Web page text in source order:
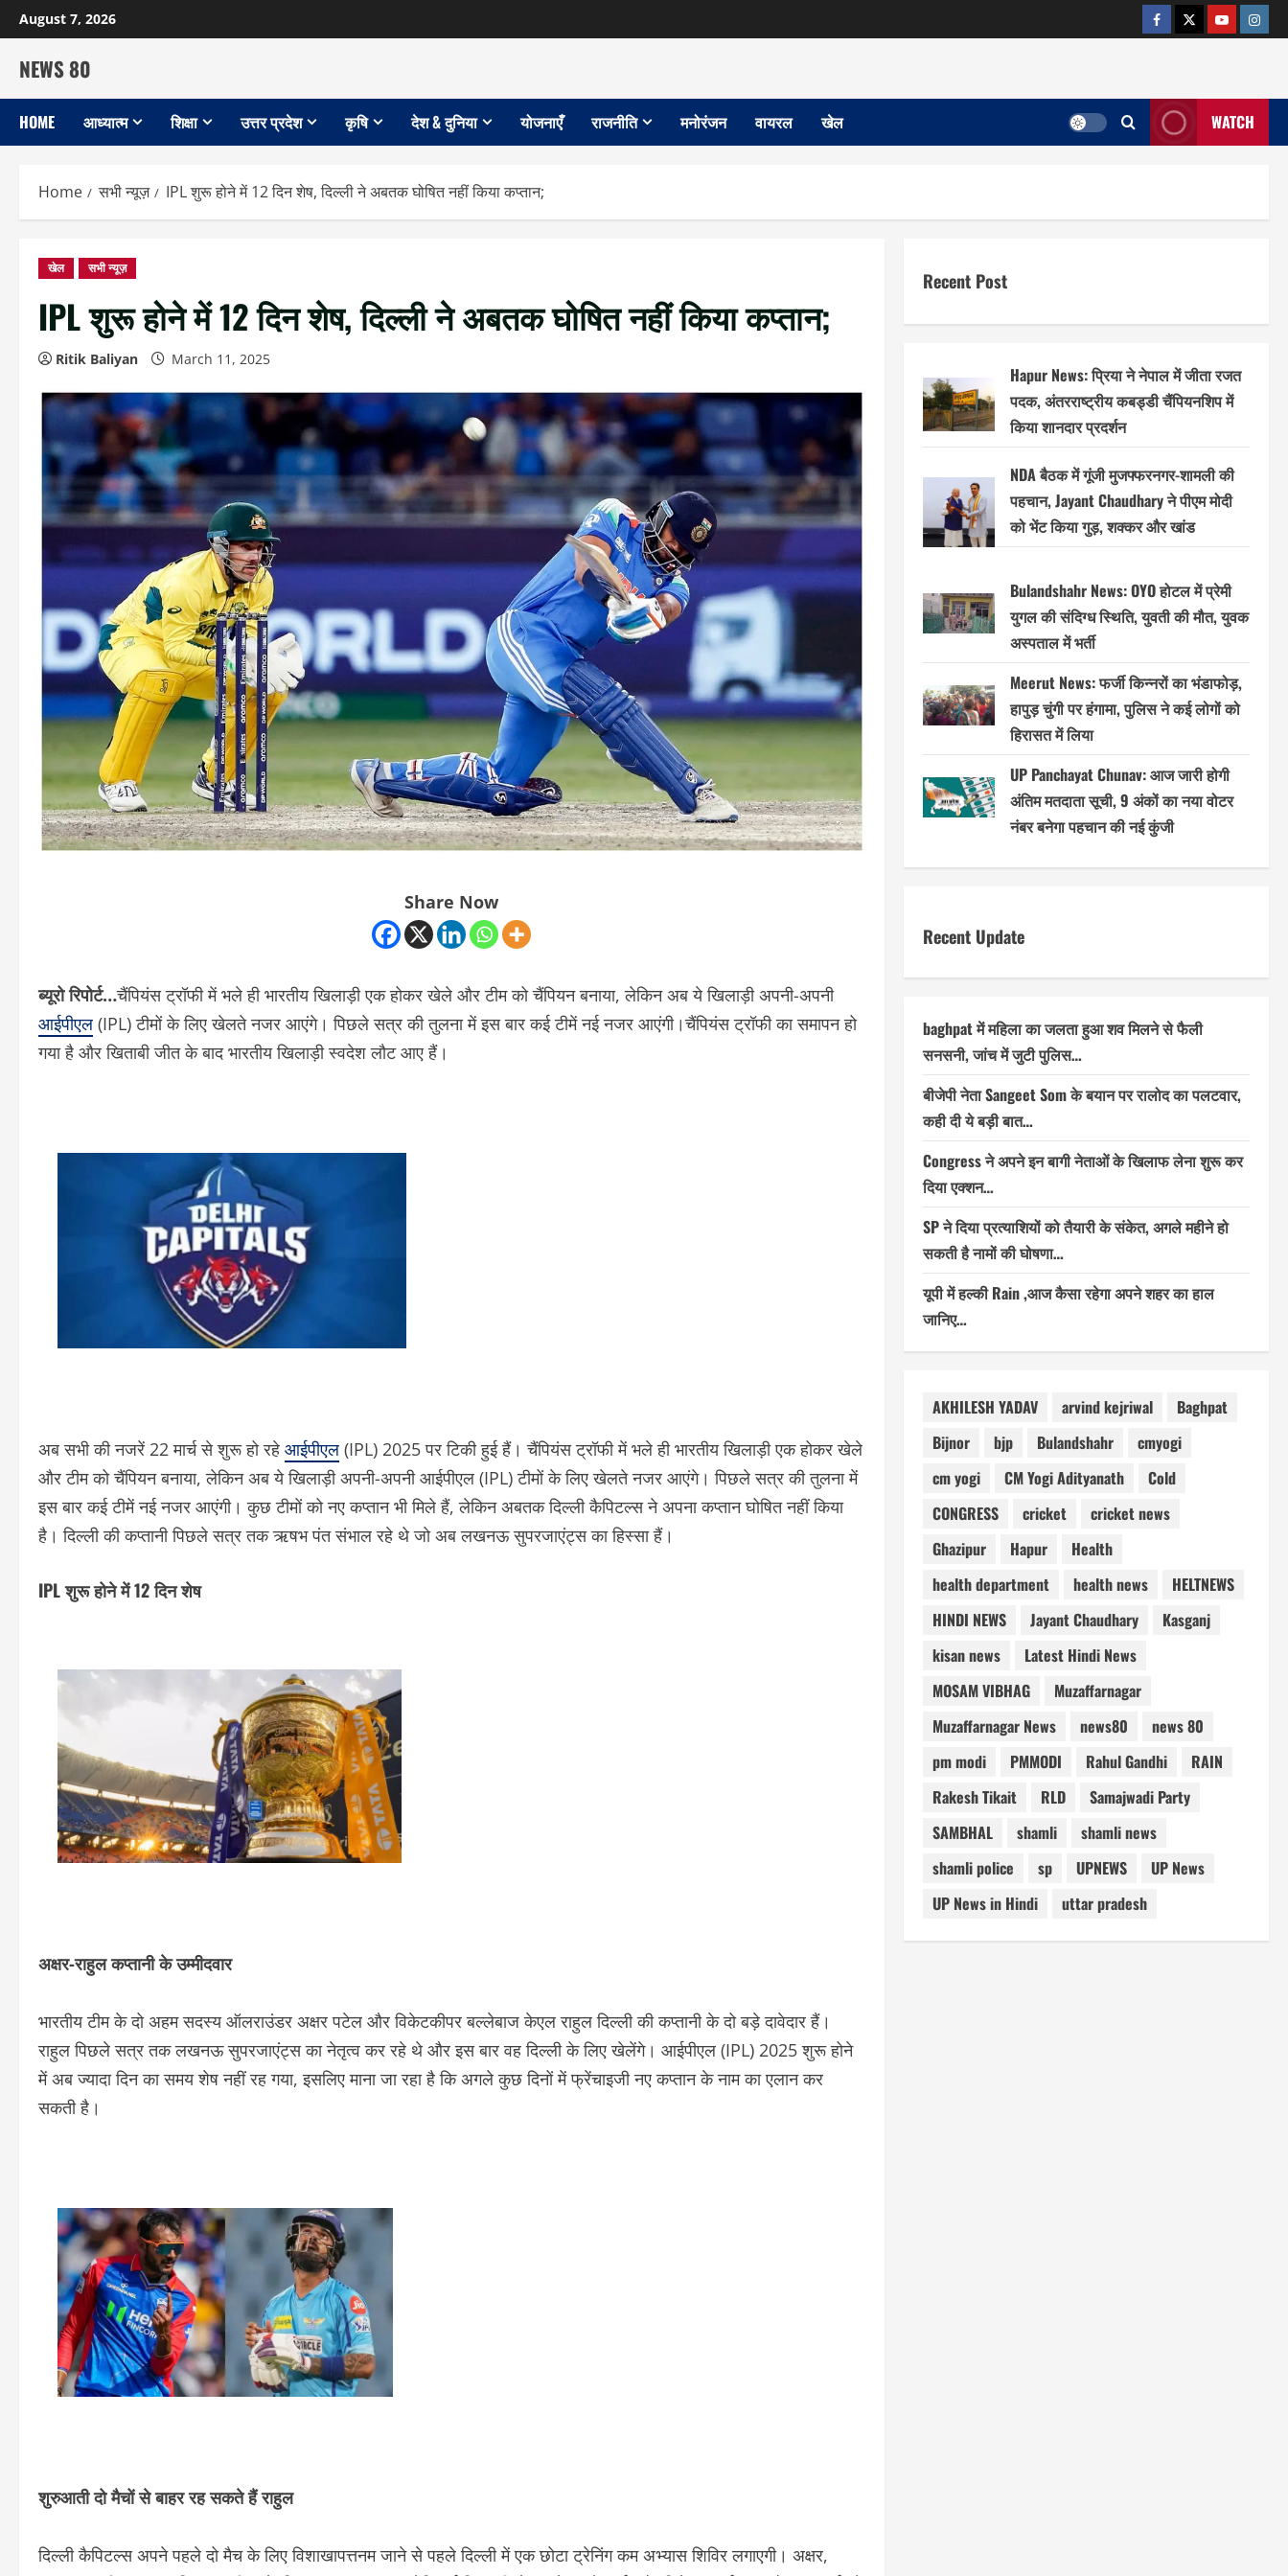
Skip
to
content
August 7, 2026 facebooktwitter
NEWS 80
HOME आध्यात्म शिक्षा उत्तर प्रदेश कृषि देश & दुनिया योजनाएँ राजनीति मनोरंजन वायरल खेल WATCH
Home सभी न्यूज़ IPL शुरू होने में 12 दिन शेष, दिल्ली ने अबतक घोषित नहीं किया कप्तान;
खेल सभी न्यूज़
IPL शुरू होने में 12 दिन शेष, दिल्ली ने अबतक घोषित नहीं किया कप्तान;
Ritik Baliyan March 11, 2025
Share Now
ब्यूरो रिपोर्ट…चैंपियंस ट्रॉफी में भले ही भारतीय खिलाड़ी एक होकर खेले और टीम को चैंपियन बनाया, लेकिन अब ये खिलाड़ी अपनी-अपनी
आईपीएल (IPL) टीमों के लिए खेलते नजर आएंगे। पिछले सत्र की तुलना में इस बार कई टीमें नई नजर आएंगी।चैंपियंस ट्रॉफी का समापन हो
गया है और खिताबी जीत के बाद भारतीय खिलाड़ी स्वदेश लौट आए हैं।
अब सभी की नजरें 22 मार्च से शुरू हो रहे आईपीएल (IPL) 2025 पर टिकी हुई हैं। चैंपियंस ट्रॉफी में भले ही भारतीय खिलाड़ी एक होकर खेले
और टीम को चैंपियन बनाया, लेकिन अब ये खिलाड़ी अपनी-अपनी आईपीएल (IPL) टीमों के लिए खेलते नजर आएंगे। पिछले सत्र की तुलना में
इस बार कई टीमें नई नजर आएंगी। कुछ टीमों को नए कप्तान भी मिले हैं, लेकिन अबतक दिल्ली कैपिटल्स ने अपना कप्तान घोषित नहीं किया
है। दिल्ली की कप्तानी पिछले सत्र तक ऋषभ पंत संभाल रहे थे जो अब लखनऊ सुपरजाएंट्स का हिस्सा हैं।
IPL शुरू होने में 12 दिन शेष
अक्षर-राहुल कप्तानी के उम्मीदवार
भारतीय टीम के दो अहम सदस्य ऑलराउंडर अक्षर पटेल और विकेटकीपर बल्लेबाज केएल राहुल दिल्ली की कप्तानी के दो बड़े दावेदार हैं।
राहुल पिछले सत्र तक लखनऊ सुपरजाएंट्स का नेतृत्व कर रहे थे और इस बार वह दिल्ली के लिए खेलेंगे। आईपीएल (IPL) 2025 शुरू होने
में अब ज्यादा दिन का समय शेष नहीं रह गया, इसलिए माना जा रहा है कि अगले कुछ दिनों में फ्रेंचाइजी नए कप्तान के नाम का एलान कर
सकती है।
शुरुआती दो मैचों से बाहर रह सकते हैं राहुल
दिल्ली कैपिटल्स अपने पहले दो मैच के लिए विशाखापत्तनम जाने से पहले दिल्ली में एक छोटा ट्रेनिंग कम अभ्यास शिविर लगाएगी। अक्षर,
Recent Post
Hapur News: प्रिया ने नेपाल में जीता रजत
पदक, अंतरराष्ट्रीय कबड्डी चैंपियनशिप में
किया शानदार प्रदर्शन
NDA बैठक में गूंजी मुजफ्फरनगर-शामली की
पहचान, Jayant Chaudhary ने पीएम मोदी
को भेंट किया गुड़, शक्कर और खांड
Bulandshahr News: OYO होटल में प्रेमी
युगल की संदिग्ध स्थिति, युवती की मौत, युवक
अस्पताल में भर्ती
Meerut News: फर्जी किन्नरों का भंडाफोड़,
हापुड़ चुंगी पर हंगामा, पुलिस ने कई लोगों को
हिरासत में लिया
UP Panchayat Chunav: आज जारी होगी
अंतिम मतदाता सूची, 9 अंकों का नया वोटर
नंबर बनेगा पहचान की नई कुंजी
Recent Update
baghpat में महिला का जलता हुआ शव मिलने से फैली
सनसनी, जांच में जुटी पुलिस…
बीजेपी नेता Sangeet Som के बयान पर रालोद का पलटवार,
कही दी ये बड़ी बात…
Congress ने अपने इन बागी नेताओं के खिलाफ लेना शुरू कर
दिया एक्शन…
SP ने दिया प्रत्याशियों को तैयारी के संकेत, अगले महीने हो
सकती है नामों की घोषणा…
यूपी में हल्की Rain ,आज कैसा रहेगा अपने शहर का हाल
जानिए…
AKHILESH YADAV arvind kejriwal
Baghpat
Bijnor
bjp Bulandshahr
cmyogi
cm yogi
CM Yogi Adityanath
Cold
CONGRESS
cricket
cricket news
Ghazipur
Hapur
Health
health department
health news
HELTNEWS
HINDI NEWS
Jayant Chaudhary
Kasganj
kisan news
Latest Hindi News
MOSAM VIBHAG
Muzaffarnagar
Muzaffarnagar News
news80
news 80
pm modi
PMMODI Rahul Gandhi
RAIN
Rakesh Tikait
RLD
Samajwadi Party
SAMBHAL
shamli
shamli news
shamli police
sp UPNEWS
UP News
UP News in Hindi
uttar pradesh